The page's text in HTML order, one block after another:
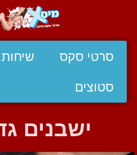
סרטי סקס
סטוצים
ישבנים